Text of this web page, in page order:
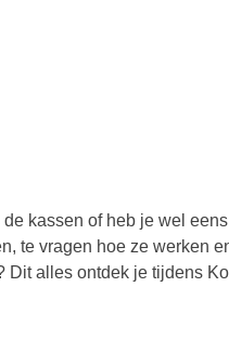
kassen of heb je wel
te vragen hoe ze werken
Dit alles ontdek je tijdens